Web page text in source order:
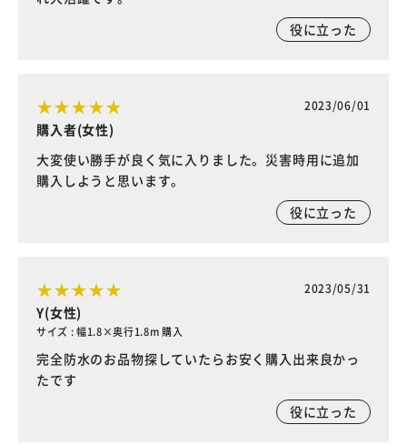
役に立った
2023/06/01
購入者(女性)
大変使い勝手が良く気に入りました。災害時用に追加
購入しようと思います。
役に立った
2023/05/31
Y(女性)
サイズ : 幅1.8×奥行1.8m 購入
完全防水のお品物探していたらお安く購入出来良かっ
たです
役に立った